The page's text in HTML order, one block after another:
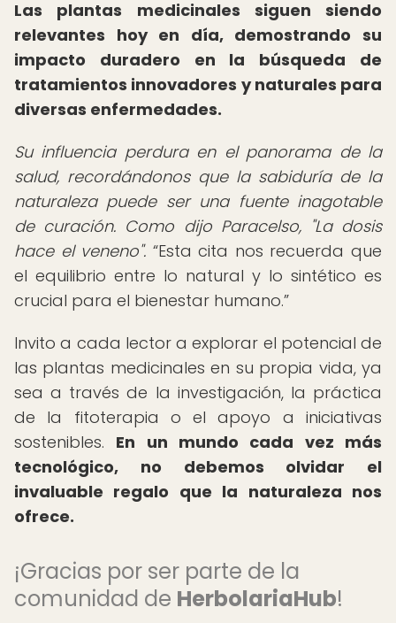
Las plantas medicinales siguen siendo
relevantes hoy en día, demostrando su
impacto duradero en la búsqueda de
tratamientos innovadores y naturales para
diversas enfermedades.
Su influencia perdura en el panorama de la
salud, recordándonos que la sabiduría de la
naturaleza puede ser una fuente inagotable
de curación. Como dijo Paracelso, "La dosis
hace el veneno". Esta cita nos recuerda que
el equilibrio entre lo natural y lo sintético es
crucial para el bienestar humano.
Invito a cada lector a explorar el potencial de
las plantas medicinales en su propia vida, ya
sea a través de la investigación, la práctica
de la fitoterapia o el apoyo a iniciativas
sostenibles. En un mundo cada vez más
tecnológico, no debemos olvidar el
invaluable regalo que la naturaleza nos
ofrece.
¡Gracias por ser parte de la
comunidad de HerbolariaHub!